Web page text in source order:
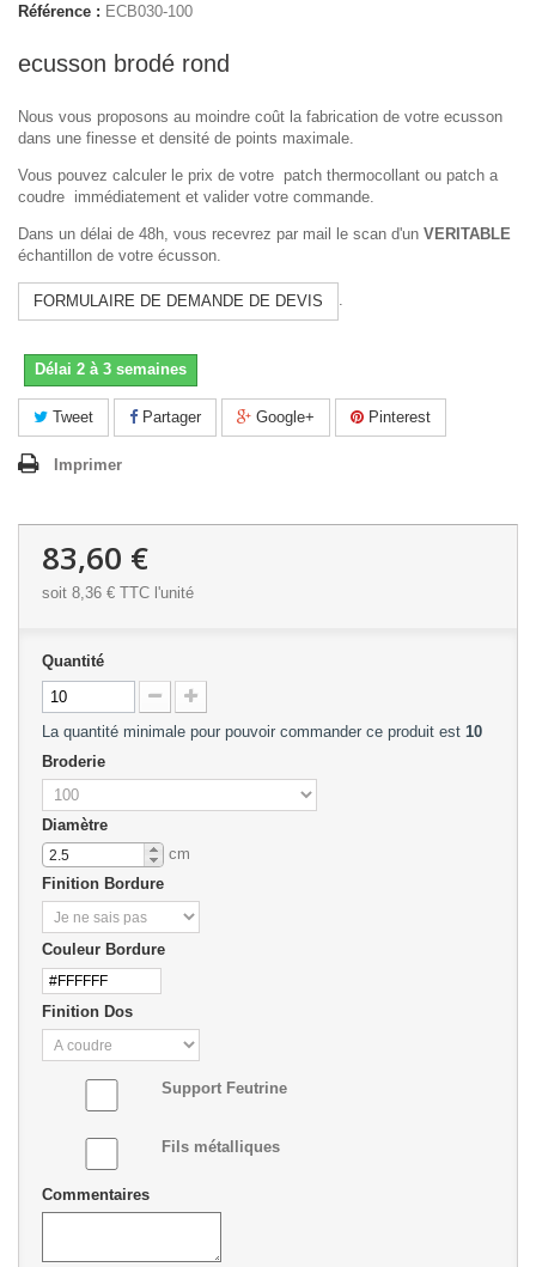
Référence : ECB030-100
ecusson brodé rond
Nous vous proposons au moindre coût la fabrication de votre ecusson
dans une finesse et densité de points maximale.
Vous pouvez calculer le prix de votre patch thermocollant ou patch a
coudre immédiatement et valider votre commande.
Dans un délai de 48h, vous recevrez par mail le scan d'un VERITABLE
échantillon de votre écusson.
FORMULAIRE DE DEMANDE DE DEVIS .
Délai 2 à 3 semaines
Tweet Partager Google+ Pinterest
Imprimer
83,60 €
soit 8,36 € TTC l'unité
Quantité
La quantité minimale pour pouvoir commander ce produit est 10
Broderie
Diamètre
cm
Finition Bordure
Couleur Bordure
Finition Dos
Support Feutrine
Fils métalliques
Commentaires